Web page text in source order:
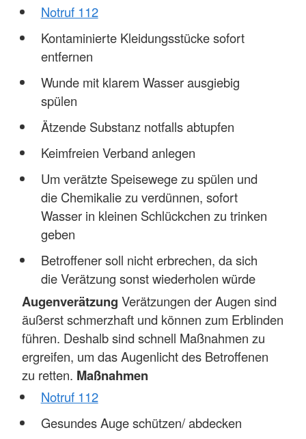
Notruf 112
Kontaminierte Kleidungsstücke sofort
entfernen
Wunde mit klarem Wasser ausgiebig
spülen
Ätzende Substanz notfalls abtupfen
Keimfreien Verband anlegen
Um verätzte Speisewege zu spülen und
die Chemikalie zu verdünnen, sofort
Wasser in kleinen Schlückchen zu trinken
geben
Betroffener soll nicht erbrechen, da sich
die Verätzung sonst wiederholen würde
Augenverätzung Verätzungen der Augen sind
äußerst schmerzhaft und können zum Erblinden
führen. Deshalb sind schnell Maßnahmen zu
ergreifen, um das Augenlicht des Betroffenen
zu retten. Maßnahmen
Notruf 112
Gesundes Auge schützen/ abdecken